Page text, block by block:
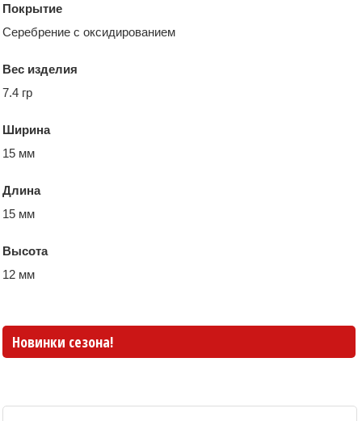
Покрытие
Серебрение с оксидированием
Вес изделия
7.4 гр
Ширина
15 мм
Длина
15 мм
Высота
12 мм
Новинки сезона!